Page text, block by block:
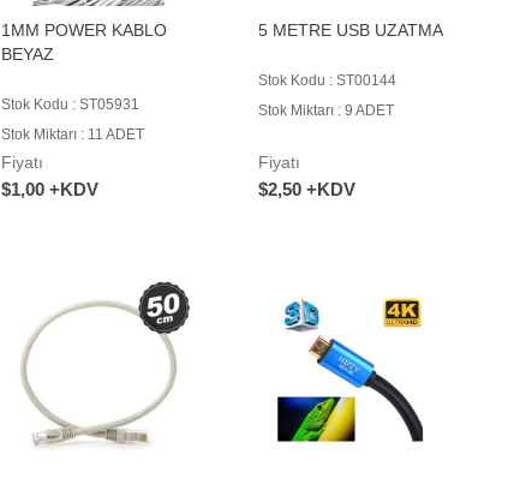
1MM POWER KABLO
BEYAZ
Stok Kodu : ST05931
Stok Miktarı : 11 ADET
Fiyatı
$1,00 +KDV
5 METRE USB UZATMA
Stok Kodu : ST00144
Stok Miktarı : 9 ADET
Fiyatı
$2,50 +KDV